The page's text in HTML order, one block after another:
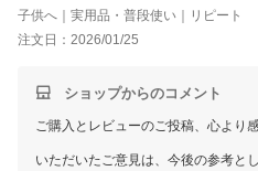
子供へ｜実用品・普段使い｜リピート
注文日：2026/01/25
ショップからのコメント
ご購入とレビューのご投稿、心より
いただいたご意見は、今後の参考と